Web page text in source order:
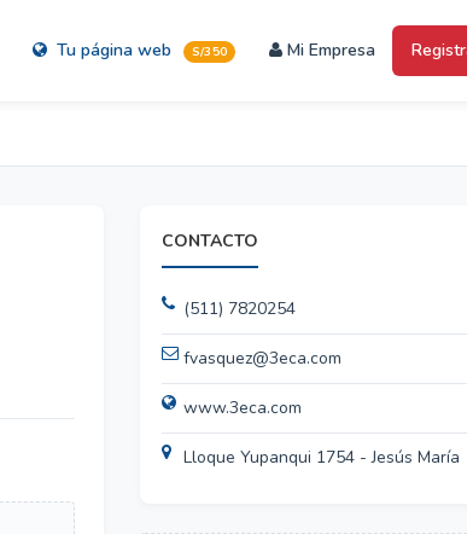
Tu página web S/350 Mi Empresa
CONTACTO
(511) 7820254
fvasquez@3eca.com
www.3eca.com
Lloque Yupanqui 1754 - Jesús María